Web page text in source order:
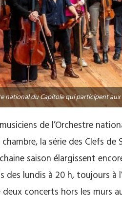
national du Capitole qui participent
de l’Orchestre
la série des Clefs de
saison élargissent
des lundis à 20 h, toujours à
concerts hors les murs